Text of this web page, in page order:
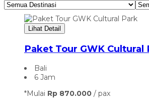
Lihat Detail
Paket Tour GWK Cultural
Bali
6 Jam
*Mulai Rp 870.000 / pax